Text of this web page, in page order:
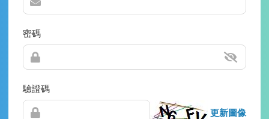
密碼
驗證碼
更新圖像